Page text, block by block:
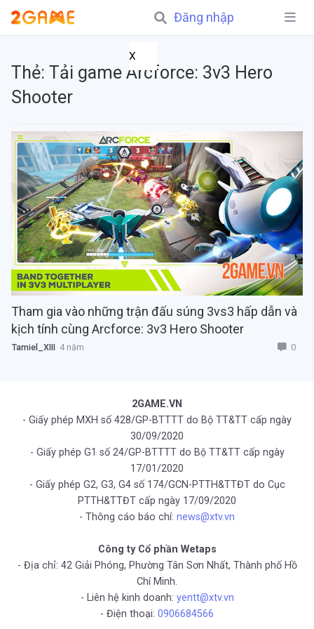
Đăng nhập
X
Thẻ: Tải game Arcforce: 3v3 Hero
Shooter
Tham gia vào những trận đấu súng 3vs3 hấp dẫn và
kịch tính cùng Arcforce: 3v3 Hero Shooter
Tamiel_XIII 4 năm 0
2GAME.VN
- Giấy phép MXH số 428/GP-BTTTT do Bộ TT&TT cấp ngày
30/09/2020
- Giấy phép G1 số 24/GP-BTTTT do Bộ TT&TT cấp ngày
17/01/2020
- Giấy phép G2, G3, G4 số 174/GCN-PTTH&TTĐT do Cục
PTTH&TTĐT cấp ngày 17/09/2020
- Thông cáo báo chí: news@xtv.vn
Công ty Cổ phần Wetaps
- Địa chỉ: 42 Giải Phóng, Phường Tân Sơn Nhất, Thành phố Hồ
Chí Minh.
- Liên hệ kinh doanh: yentt@xtv.vn
- Điện thoại: 0906684566